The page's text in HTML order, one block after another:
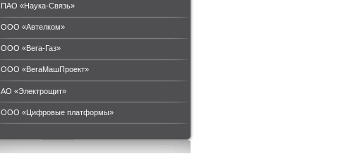
ПАО «Наука-Связь»
ООО «Автелком»
ООО «Вега-Газ»
ООО «ВегаМашПроект»
АО «Электрощит»
ООО «Цифровые платформы»